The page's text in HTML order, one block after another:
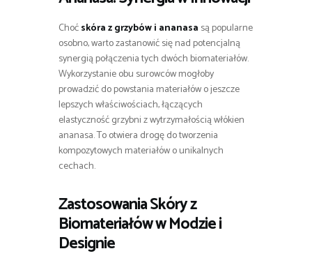
Choćskóra z grzybów i ananasa są popularne
osobno, warto zastanowić się nad potencjalną
synergią połączenia tych dwóch biomateriałów.
Wykorzystanie obu surowców mogłoby
prowadzić do powstania materiałów o jeszcze
lepszych właściwościach, łączących
elastyczność grzybni z wytrzymałością włókien
ananasa. To otwiera drogę do tworzenia
kompozytowych materiałów o unikalnych
cechach.
Zastosowania Skóry z
Biomateriałów w Modzie i
Designie